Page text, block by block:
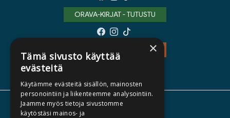
ORAVA-KIRJAT - TUTUSTU
TIETOA MEISTÄ
×
Tämä sivusto käyttää
evästeitä
Käytämme evästeitä sisällön, mainosten
personointiin ja liikenteemme analysointiin.
Jaamme myös tietoja sivustomme
käytöstäsi mainos- ja